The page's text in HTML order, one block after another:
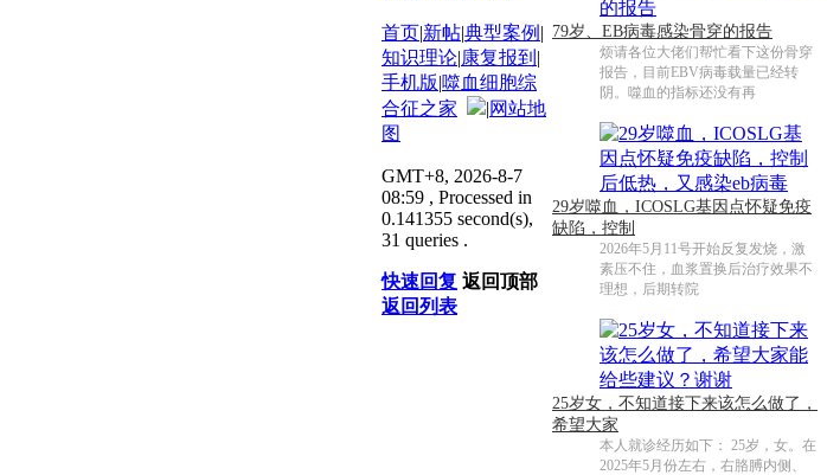
79岁、EB病毒感染骨穿的报告
烦请各位大佬们帮忙看下这份骨穿
报告，目前EBV病毒载量已经转
阴。噬血的指标还没有再
29岁噬血，ICOSLG基因点怀疑免疫
缺陷，控制
2026年5月11号开始反复发烧，激
素压不住，血浆置换后治疗效果不
理想，后期转院
25岁女，不知道接下来该怎么做了，
希望大家
本人就诊经历如下： 25岁，女。在
2025年5月份左右，右胳膊内侧、
首页|新帖|典型案例 |
知识理论|康复报到 |
手机版|噬血细胞综
合征之家
|网站地
图
GMT+8, 2026-8-7
08:59 , Processed in
0.141355 second(s),
31 queries .
快速回复 返回顶部
返回列表